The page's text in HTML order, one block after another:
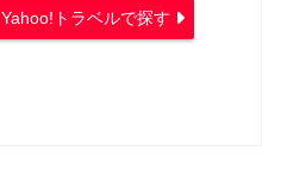
Yahoo!トラベルで探す